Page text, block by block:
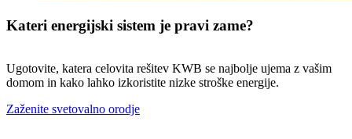
Kateri energijski sistem je pravi zame?
Ugotovite, katera celovita rešitev KWB se najbolje ujema z vašim
domom in kako lahko izkoristite nizke stroške energije.
Zaženite svetovalno orodje